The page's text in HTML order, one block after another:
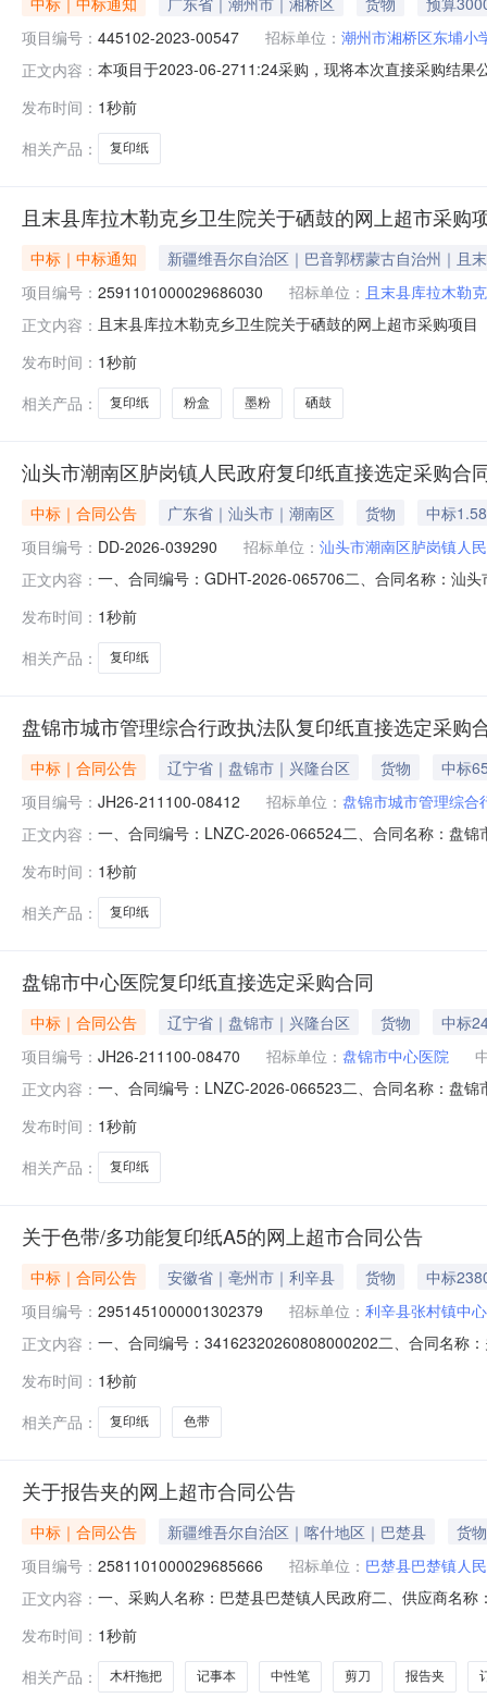
项目编号： 445102-2023-00547 招标单位： 潮州市湘桥区东埔小
正文内容： 本项目于2023-06-2711:24采购，现将本次直接采购结
博/Asiasymbol,亚太森博/Asiasymbol百旺（红）A4-
发布时间： 1秒前
相关产品：
复印纸
且末县库拉木勒克乡卫生院关于硒鼓的网上超市采购
中标｜中标通知
新疆维吾尔自治区｜巴音郭楞蒙古自治州｜且
项目编号： 2591101000029686030 招标单位： 且末县库拉木勒
正文内容： 且末县库拉木勒克乡卫生院关于硒鼓的网上超市采购项
码:652825项目所在行政区划名称:新疆维吾尔自治区巴
发布时间： 1秒前
相关产品：
复印纸 粉盒 墨粉 硒鼓
汕头市潮南区胪岗镇人民政府复印纸直接选定采购合
中标｜合同公告 广东省｜汕头市｜潮南区 货物
中标
项目编号： DD-2026-039290 招标单位： 汕头市潮南区胪岗镇人
正文内容： 一、合同编号：GDHT-2026-065706二、合同名称：汕
区胪岗金星书店地址：汕头市潮南区胪岗镇胪溪商和路
发布时间： 1秒前
相关产品：
复印纸
盘锦市城市管理综合行政执法队复印纸直接选定采购
中标｜合同公告 辽宁省｜盘锦市｜兴隆台区 货物
中标
项目编号： JH26-211100-08412 招标单位： 盘锦市城市管理综合
正文内容： 一、合同编号：LNZC-2026-066524二、合同名称：盘
公司地址：辽宁省盘锦市双台子区利民路137号联系方
发布时间： 1秒前
相关产品：
复印纸
盘锦市中心医院复印纸直接选定采购合同
中标｜合同公告 辽宁省｜盘锦市｜兴隆台区 货物
中标
项目编号： JH26-211100-08470 招标单位： 盘锦市中心医院
正文内容： 一、合同编号：LNZC-2026-066523二、合同名称：盘
系方式：13700076989六、合同主要信息主要标的名称
发布时间： 1秒前
相关产品：
复印纸
关于色带/多功能复印纸A5的网上超市合同公告
中标｜合同公告 安徽省｜亳州市｜利辛县 货物
中标
项目编号： 2951451000001302379 招标单位： 利辛县张村镇中
正文内容： 一、合同编号：34162320260808000202二、合同名称
联系方式：15256738080供应商（乙方）：利辛县张村
发布时间： 1秒前
相关产品：
复印纸 色带
关于报告夹的网上超市合同公告
中标｜合同公告 新疆维吾尔自治区｜喀什地区｜巴楚县
货物
项目编号： 2581101000029685666 招标单位： 巴楚县巴楚镇人
正文内容： 一、采购人名称：巴楚县巴楚镇人民政府二、供应商名
彩色抽杆夹报告夹学生考试收纳63107得力/deli63107个
发布时间： 1秒前
相关产品：
木杆拖把 记事本 中性笔 剪刀 报告夹